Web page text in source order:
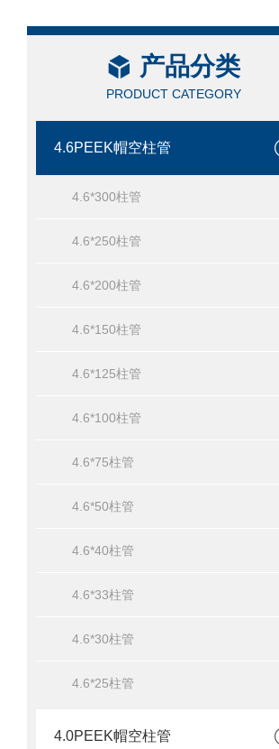
产品分类
PRODUCT CATEGORY
4.6PEEK帽空柱管
4.6*300柱管
4.6*250柱管
4.6*200柱管
4.6*150柱管
4.6*125柱管
4.6*100柱管
4.6*75柱管
4.6*50柱管
4.6*40柱管
4.6*33柱管
4.6*30柱管
4.6*25柱管
4.0PEEK帽空柱管